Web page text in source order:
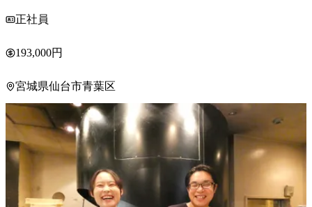
正社員
193,000円
宮城県仙台市青葉区